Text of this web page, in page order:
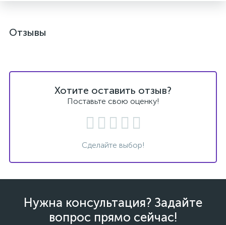
Отзывы
Хотите оставить отзыв?
Поставьте свою оценку!
Сделайте выбор!
Нужна консультация? Задайте
вопрос прямо сейчас!